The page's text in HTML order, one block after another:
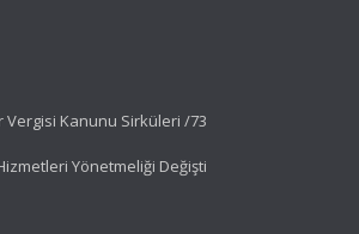
Vergisi Kanunu Sirküleri /73
Yönetmeliği Değişti